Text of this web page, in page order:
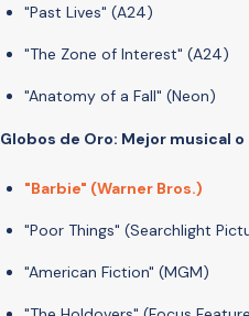
"Past Lives" (A24)
"The Zone of Interest" (A24)
"Anatomy of a Fall" (Neon)
Globos de Oro: Mejor musical
"Barbie" (Warner Bros.)
"Poor Things" (Searchlight
"American Fiction" (MGM)